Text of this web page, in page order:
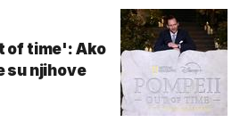
of time': Ako
su njihove